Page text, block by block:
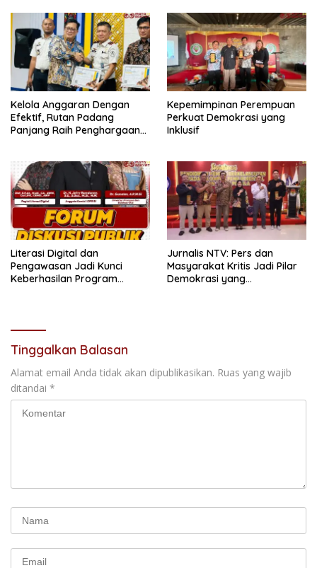
Kelola Anggaran Dengan
Efektif, Rutan Padang
Panjang Raih Penghargaan
Kepemimpinan Perempuan
Perkuat Demokrasi yang
Inklusif
Literasi Digital dan
Pengawasan Jadi Kunci
Keberhasilan Program
Jurnalis NTV: Pers dan
Masyarakat Kritis Jadi Pilar
Demokrasi yang
Tinggalkan Balasan
Alamat email Anda tidak akan dipublikasikan. Ruas yang wajib
ditandai *